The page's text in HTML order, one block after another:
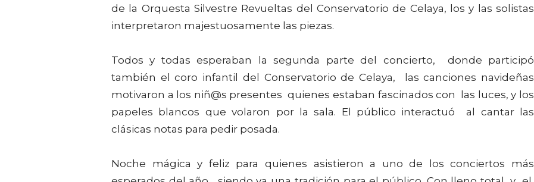
de la Orquesta Silvestre Revueltas del Conservatorio de Celaya, los y las solistas
interpretaron majestuosamente las piezas.
Todos y todas esperaban la segunda parte del concierto, donde participó
también el coro infantil del Conservatorio de Celaya, las canciones navideñas
motivaron a los niñ@s presentes quienes estaban fascinados con las luces, y los
papeles blancos que volaron por la sala. El público interactuó al cantar las
clásicas notas para pedir posada.
Noche mágica y feliz para quienes asistieron a uno de los conciertos más